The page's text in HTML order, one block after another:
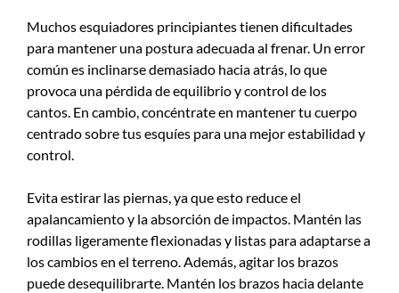
Muchos esquiadores principiantes tienen dificultades
para mantener una postura adecuada al frenar. Un error
común es inclinarse demasiado hacia atrás, lo que
provoca una pérdida de equilibrio y control de los
cantos. En cambio, concéntrate en mantener tu cuerpo
centrado sobre tus esquíes para una mejor estabilidad y
control.
Evita estirar las piernas, ya que esto reduce el
apalancamiento y la absorción de impactos. Mantén las
rodillas ligeramente flexionadas y listas para adaptarse a
los cambios en el terreno. Además, agitar los brazos
puede desequilibrarte. Mantén los brazos hacia delante